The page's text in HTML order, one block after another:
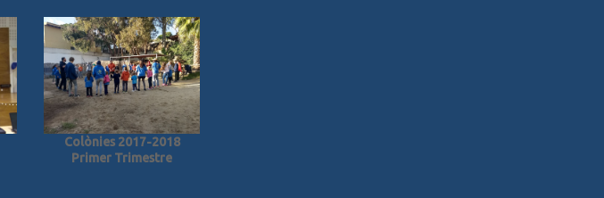
Colònies 2017-2018
Primer Trimestre